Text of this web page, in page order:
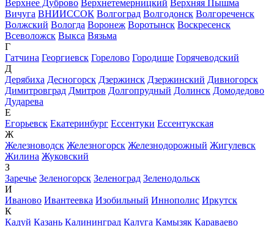
Верхнее Дуброво Верхнетемерницкий Верхняя Пышма
Вичуга ВНИИССОК Волгоград Волгодонск Волгореченск
Волжский Вологда Воронеж Воротынск Воскресенск
Всеволожск Выкса Вязьма
Г
Гатчина Георгиевск Горелово Городище Горячеводский
Д
Дерябиха Десногорск Дзержинск Дзержинский Дивногорск
Димитровград Дмитров Долгопрудный Долинск Домодедово
Дударева
Е
Егорьевск Екатеринбург Ессентуки Ессентукская
Ж
Железноводск Железногорск Железнодорожный Жигулевск
Жилина Жуковский
З
Заречье Зеленогорск Зеленоград Зеленодольск
И
Иваново Ивантеевка Изобильный Иннополис Иркутск
К
Кадуй Казань Калининград Калуга Камызяк Караваево